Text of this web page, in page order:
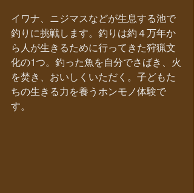
イワナ、ニジマスなどが生息する池で
釣りに挑戦します。釣りは約４万年か
ら人が生きるために行ってきた狩猟文
化の1つ。釣った魚を自分でさばき、火
を焚き、おいしくいただく。子どもた
ちの生きる力を養うホンモノ体験で
す。